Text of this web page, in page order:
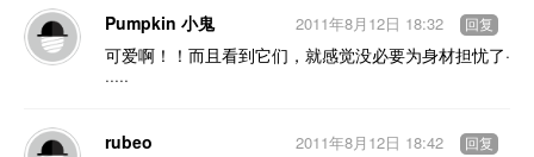
Pumpkin 小鬼
可爱啊！！而且看到它们，就感觉没必要为身材担忧了·
·····
2011年8月12日 18:32 回复
rubeo
2011年8月12日 18:42 回复